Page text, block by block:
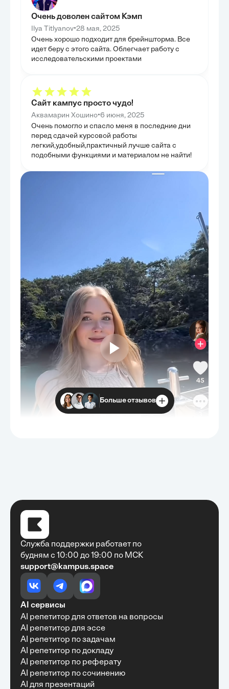
удовлетворённости пользователей статистической
информацией, что позволило понять их запросы и
ожидания от системы. На основе этого анализа
были сформулированы конкретные предложения
по совершенствованию организации статистической
деятельности, направленные на повышение её
эффективности и релевантности. Также были
определены приоритетные задачи и направления
предложить решения, но и обосновать их
необходимость, опираясь на комплексный анализ
текущего состояния и перспектив развития.
Очень доволен сайтом Кэмп
Ilya Titlyanov•28 мая, 2025
Очень хорошо подходит для брейншторма. Все
идет беру с этого сайта. Облегчает работу с
исследовательскими проектами
Сайт кампус просто чудо!
Аквамарин Хошино•6 июня, 2025
Очень помогло и спасло меня в последние дни
перед сдачей курсовой работы
легкий,удобный,практичный лучше сайта с
подобными функциями и материалом не найти!
Очень быстро, недорого, качественно,
доступно
Алексей Антонов•27 мая, 2025
Обучение с Кампус Хаб — очень экономит
полезной информации. Рекомендую ...
Рекомендую Кампус АИ всем, кто хочет
учиться эффективно и с комфортом
Больше отзывов
Служба поддержки работает по
будням с 10:00 до 19:00 по МСК
support@kampus.space
AI сервисы
AI репетитор для ответов на вопросы
AI репетитор для эссе
AI репетитор по задачам
AI репетитор по докладу
AI репетитор по реферату
AI репетитор по сочинению
AI для презентаций